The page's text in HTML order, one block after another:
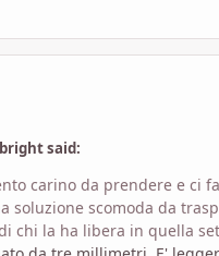
said:
carino da prendere e ci
soluzione scomoda da
chi la ha libera in quella